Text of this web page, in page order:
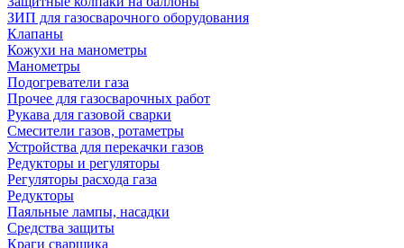
ЗИП для газосварочного оборудования
Клапаны
Кожухи на манометры
Манометры
Подогреватели газа
Прочее для газосварочных работ
Рукава для газовой сварки
Смесители газов, ротаметры
Устройства для перекачки газов
Редукторы и регуляторы
Регуляторы расхода газа
Редукторы
Паяльные лампы, насадки
Средства защиты
Краги сварщика